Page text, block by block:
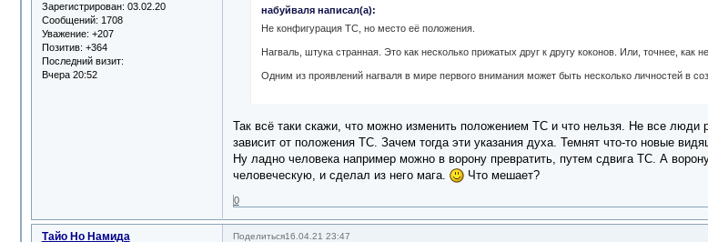
Зарегистрирован: 03.02.20
Сообщений: 1708
Уважение: +207
Позитив: +364
Последний визит:
Вчера 20:52
набуйваля написал(а):
Не конфигурация ТС, но место её положения.
Нагваль, штука странная. Это как несколько прижатых друг к другу коконов. Или, точнее, как
Одним из проявлений нагваля в мире первого внимания может быть несколько личностей в
Так всё таки скажи, что можно изменить положением ТС и что нельзя. Не все
зависит от положения ТС. Зачем тогда эти указания духа. Темнят что-то новые
Ну ладно человека например можно в ворону превратить, путем сдвига ТС. А
человеческую, и сделал из него мага.
Что мешает?
0
Поделиться16.04.21 23:47
Тайо Но Намида